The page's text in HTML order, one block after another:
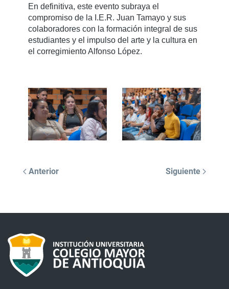
En definitiva, este evento subraya el
compromiso de la I.E.R. Juan Tamayo y sus
colaboradores con la formación integral de sus
estudiantes y el impulso del arte y la cultura en
el corregimiento Alfonso López.
Anterior Siguiente